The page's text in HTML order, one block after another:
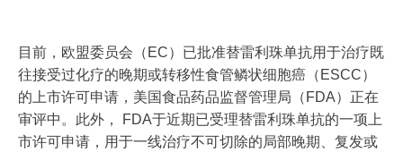
目前，欧盟委员会（EC）已批准替雷利珠单抗用于治疗既
往接受过化疗的晚期或转移性食管鳞状细胞癌（ESCC）
的上市许可申请，美国食品药品监督管理局（FDA）正在
审评中。此外， FDA于近期已受理替雷利珠单抗的一项上
市许可申请，用于一线治疗不可切除的局部晚期、复发或